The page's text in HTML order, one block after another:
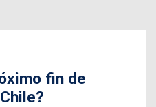
fin de